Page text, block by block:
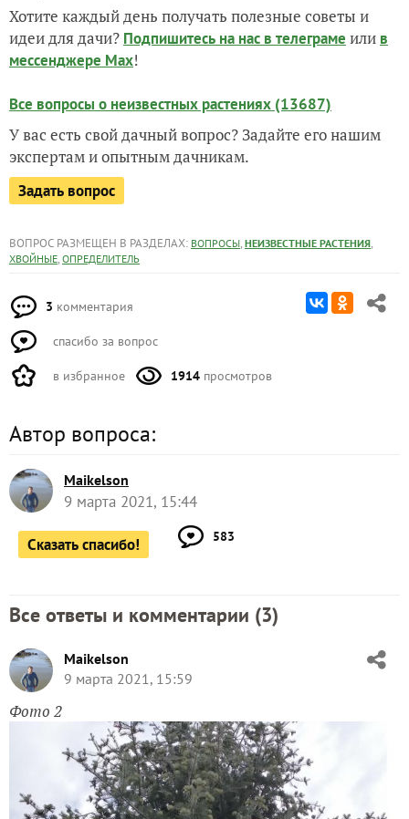
Хотите каждый день получать полезные советы и
идеи для дачи? Подпишитесь на нас в телеграме или в
мессенджере Max!
Все вопросы о неизвестных растениях (13687)
У вас есть свой дачный вопрос? Задайте его нашим
экспертам и опытным дачникам.
Задать вопрос
ВОПРОС РАЗМЕЩЕН В РАЗДЕЛАХ: ВОПРОСЫ, НЕИЗВЕСТНЫЕ РАСТЕНИЯ,
ХВОЙНЫЕ, ОПРЕДЕЛИТЕЛЬ
3 комментария
спасибо за вопрос
в избранное 1914 просмотров
Автор вопроса:
Maikelson
9 марта 2021, 15:44
Сказать спасибо! 583
Все ответы и комментарии (3)
Maikelson
9 марта 2021, 15:59
Фото 2